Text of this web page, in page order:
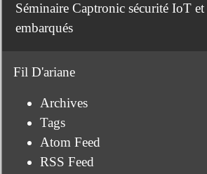
Séminaire Captronic sécurité IoT et
embarqués
Fil D'ariane
Archives
Tags
Atom Feed
RSS Feed